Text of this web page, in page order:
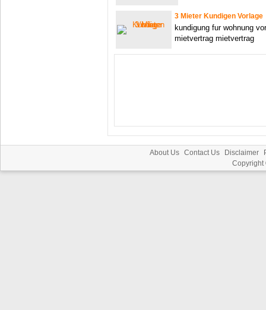
3 Mieter Kundigen Vorlage
kundigung fur wohnung
mietvertrag mietvertrag
About Us Contact Us Disclaimer